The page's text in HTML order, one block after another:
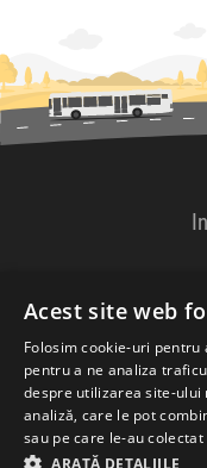
Acest site web
Folosim cookie-uri
pentru a ne analiza
despre utilizarea site-
analiză, care le pot
sau pe care le-au
ARATĂ DETALIILE